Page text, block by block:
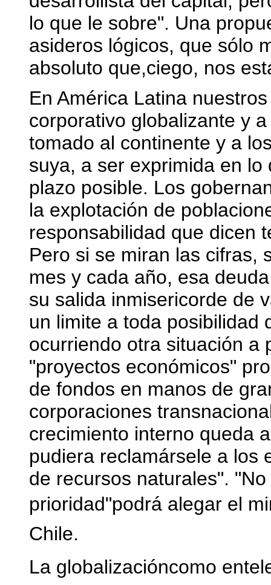
lo que le sobre". Una
asideros lógicos, que sólo
absoluto que,ciego, nos
En América Latina
corporativo globalizante y
tomado al continente y a
suya, a ser exprimida en
plazo posible. Los
la explotación de
responsabilidad que dicen
Pero si se miran las cifras,
mes y cada año, esa
su salida inmisericorde de
un limite a toda posibilidad
ocurriendo otra situación a
"proyectos económicos"
de fondos en manos de
corporaciones
crecimiento interno queda
pudiera reclamársele a los
de recursos naturales".
prioridad"podrá alegar el
Chile.
La globalizacióncomo